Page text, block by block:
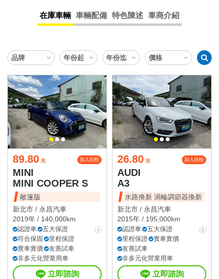
在庫車輛 車輛配備 特色陳述 車商介紹
89.80 萬 加入比較
MINI
MINI COOPER S
敞篷版
新北市 / 永昌汽車
2019年 / 140,000km
認證車
五大保證
符合保固
里程保證
實車實價
友善試車
非多元化營業用車
立即諮詢
26.80 萬 加入比較
AUDI
A3
水路換新 渦輪調節器換新
新北市 / 永昌汽車
2015年 / 195,000km
認證車
五大保證
里程保證
實車實價
友善試車
非多元化營業用車
立即諮詢